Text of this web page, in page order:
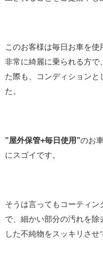
このお客様は毎日お車を使
非常に綺麗に乗られる方で
た際も、コンディションと
た。
”屋外保管+毎日使用”のお
にスゴイです。
そうは言ってもコーティ
で、細かい部分の汚れを
した不純物をスッキリさせ